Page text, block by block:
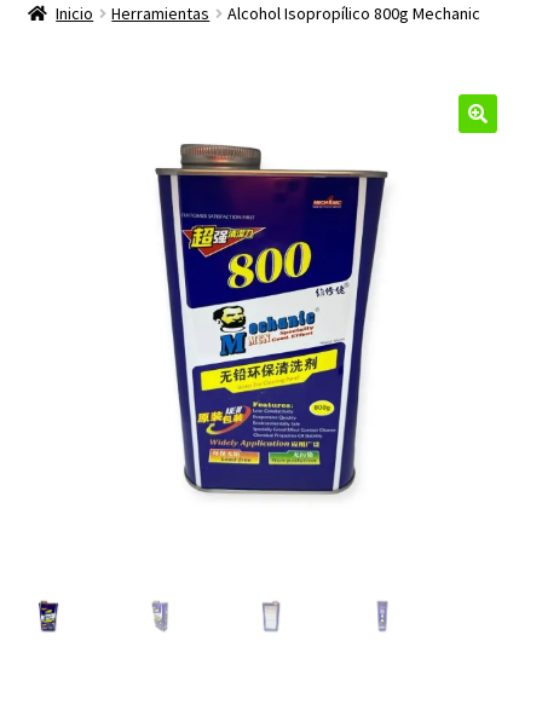
hijo
productos
Inicio Herramientas Alcohol Isopropílico 800g Mechanic